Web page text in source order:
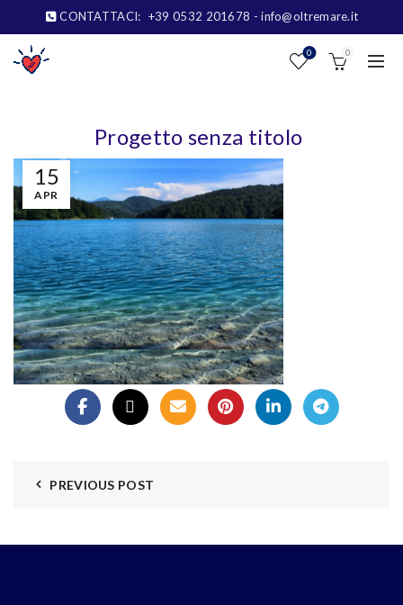
CONTATTACI: +39 0532 201678 - info@oltremare.it
0 0
15
APR
Progetto senza titolo
PREVIOUS POST